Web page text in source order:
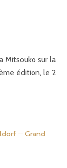
Mitsouko sur la
édition, le 2